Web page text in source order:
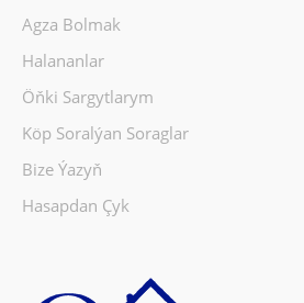
Agza Bolmak
Halananlar
Öňki Sargytlarym
Köp Soralýan Soraglar
Bize Ýazyň
Hasapdan Çyk